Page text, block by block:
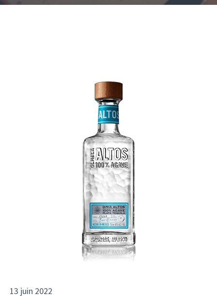
13 juin 2022